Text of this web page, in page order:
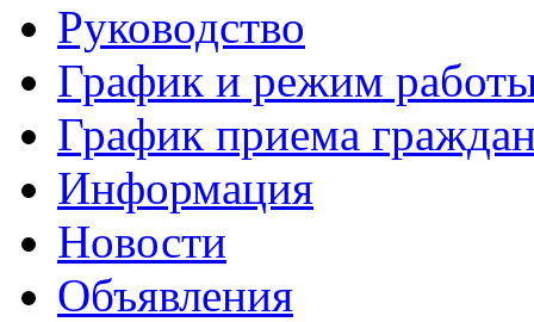
Руководство
График и режим
График приема
Информация
Новости
Объявления